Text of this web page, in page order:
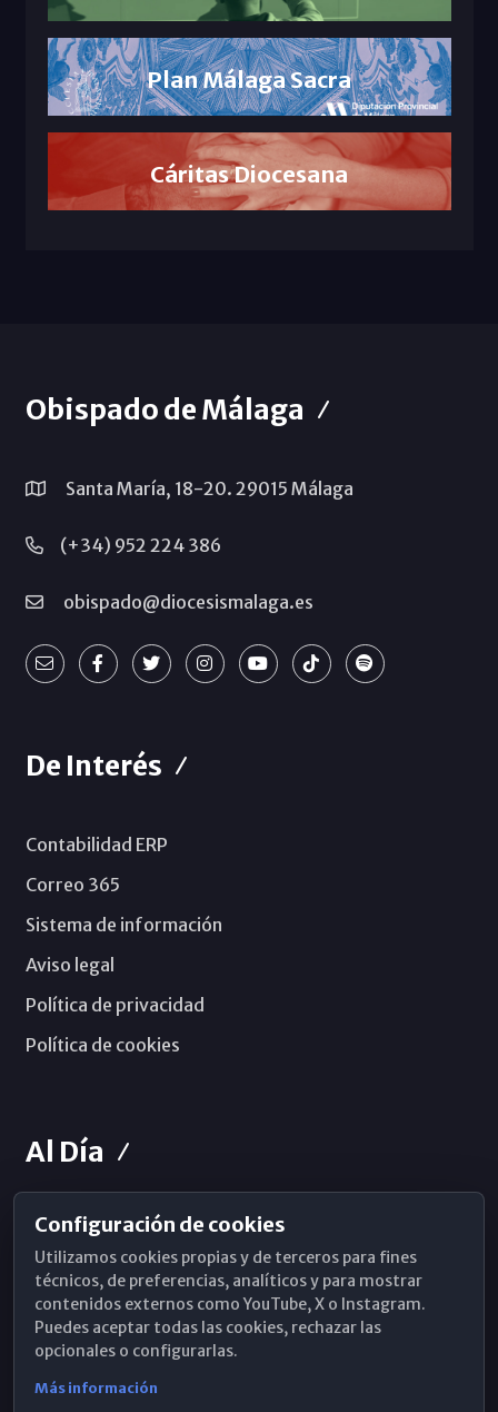
Plan Málaga Sacra
Cáritas Diocesana
Obispado de Málaga
Santa María, 18-20. 29015 Málaga
(+34) 952 224 386
obispado@diocesismalaga.es
De Interés
Contabilidad ERP
Correo 365
Sistema de información
Aviso legal
Política de privacidad
Política de cookies
Al Día
Horarios de Misa
Hemeroteca
WhatsApp
Configuración de cookies
Utilizamos cookies propias y de terceros para fines
técnicos, de preferencias, analíticos y para mostrar
contenidos externos como YouTube, X o Instagram.
Puedes aceptar todas las cookies, rechazar las
opcionales o configurarlas.
Más información